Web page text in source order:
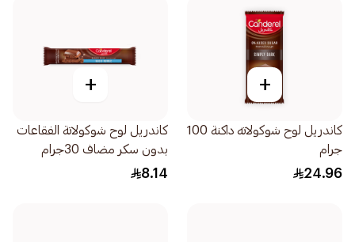
+
كاندريل لوح شوكولاته داكنة 100
جرام
24.96
+
كاندريل لوح شوكولاتة الفقاعات
بدون سكر مضاف 30جرام
8.14